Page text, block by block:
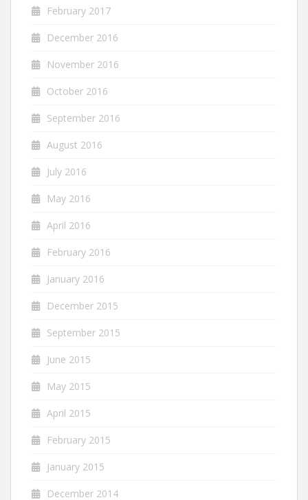
February 2017
December 2016
November 2016
October 2016
September 2016
August 2016
July 2016
May 2016
April 2016
February 2016
January 2016
December 2015
September 2015
June 2015
May 2015
April 2015
February 2015
January 2015
December 2014